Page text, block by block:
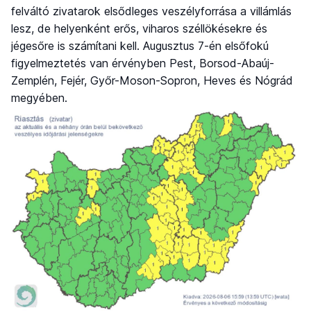
felváltó zivatarok elsődleges veszélyforrása a villámlás
lesz, de helyenként erős, viharos széllökésekre és
jégesőre is számítani kell. Augusztus 7-én elsőfokú
figyelmeztetés van érvényben Pest, Borsod-Abaúj-
Zemplén, Fejér, Győr-Moson-Sopron, Heves és Nógrád
megyében.